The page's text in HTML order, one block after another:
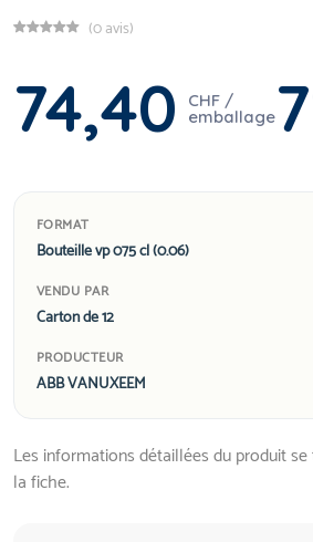
(0 avis)
74,40 CHF /
emballage
FORMAT
Bouteille vp 075 cl (0.06)
VENDU PAR
Carton de 12
PRODUCTEUR
ABB VANUXEEM
Les informations détaillées du produit
la fiche.